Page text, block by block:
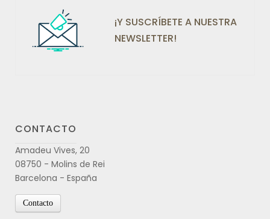
¡Y SUSCRÍBETE A NUESTRA
NEWSLETTER!
CONTACTO
Amadeu Vives, 20
08750 - Molins de Rei
Barcelona - España
Contacto